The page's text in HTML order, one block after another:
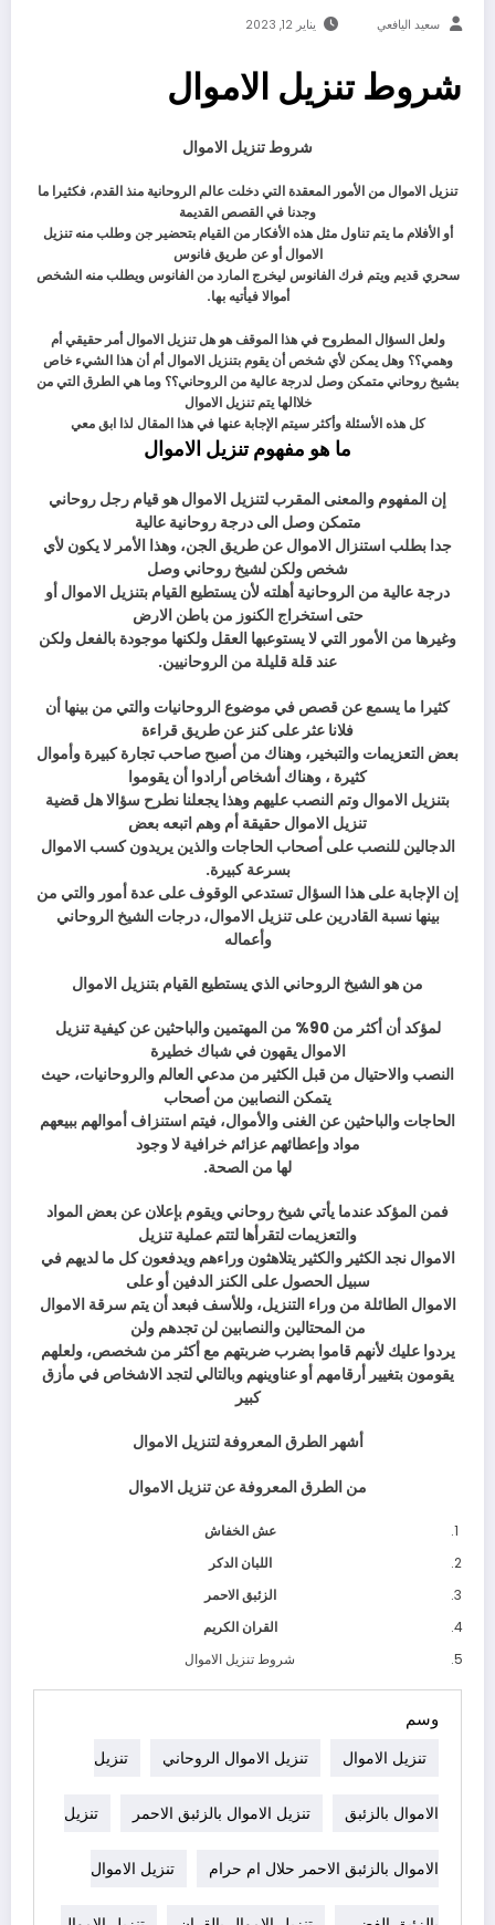
سعيد اليافعي يناير 12, 2023
شروط تنزيل الاموال
شروط تنزيل الاموال
تنزيل الاموال من الأمور المعقدة التي دخلت عالم الروحانية منذ القدم، فكثيرا ما
وجدنا في القصص القديمة
أو الأفلام ما يتم تناول مثل هذه الأفكار من القيام بتحضير جن وطلب منه تنزيل
الاموال أو عن طريق فانوس
سحري قديم ويتم فرك الفانوس ليخرج المارد من الفانوس ويطلب منه الشخص
أموالا فيأتيه بها.
ولعل السؤال المطروح في هذا الموقف هو هل تنزيل الاموال أمر حقيقي أم
وهمي؟؟ وهل يمكن لأي شخص أن يقوم بتنزيل الاموال أم أن هذا الشيء خاص
بشيخ روحاني متمكن وصل لدرجة عالية من الروحاني؟؟ وما هي الطرق التي من
خلاالها يتم تنزيل الاموال
كل هذه الأسئلة وأكثر سيتم الإجابة عنها في هذا المقال لذا ابق معي
ما هو مفهوم تنزيل الاموال
إن المفهوم والمعنى المقرب لتنزيل الاموال هو قيام رجل روحاني
متمكن وصل الى درجة روحانية عالية
جدا بطلب استنزال الاموال عن طريق الجن، وهذا الأمر لا يكون لأي
شخص ولكن لشيخ روحاني وصل
درجة عالية من الروحانية أهلته لأن يستطيع القيام بتنزيل الاموال أو
حتى استخراج الكنوز من باطن الارض
وغيرها من الأمور التي لا يستوعبها العقل ولكنها موجودة بالفعل ولكن
عند قلة قليلة من الروحانيين.
كثيرا ما يسمع عن قصص في موضوع الروحانيات والتي من بينها أن
فلانا عثر على كنز عن طريق قراءة
بعض التعزيمات والتبخير، وهناك من أصبح صاحب تجارة كبيرة وأموال
كثيرة ، وهناك أشخاص أرادوا أن يقوموا
بتنزيل الاموال وتم النصب عليهم وهذا يجعلنا نطرح سؤالا هل قضية
تنزيل الاموال حقيقة أم وهم اتبعه بعض
الدجالين للنصب على أصحاب الحاجات والذين يريدون كسب الاموال
بسرعة كبيرة.
إن الإجابة على هذا السؤال تستدعي الوقوف على عدة أمور والتي من
بينها نسبة القادرين على تنزيل الاموال، درجات الشيخ الروحاني
وأعماله
من هو الشيخ الروحاني الذي يستطيع القيام بتنزيل الاموال
لمؤكد أن أكثر من 90% من المهتمين والباحثين عن كيفية تنزيل
الاموال يقهون في شباك خطيرة
النصب والاحتيال من قبل الكثير من مدعي العالم والروحانيات، حيث
يتمكن النصابين من أصحاب
الحاجات والباحثين عن الغنى والأموال، فيتم استنزاف أموالهم ببيعهم
مواد وإعطائهم عزائم خرافية لا وجود
لها من الصحة.
فمن المؤكد عندما يأتي شيخ روحاني ويقوم بإعلان عن بعض المواد
والتعزيمات لتقرأها لتتم عملية تنزيل
الاموال نجد الكثير والكثير يتلاهثون وراءهم ويدفعون كل ما لديهم في
سبيل الحصول على الكنز الدفين أو على
الاموال الطائلة من وراء التنزيل، وللأسف فبعد أن يتم سرقة الاموال
من المحتالين والنصابين لن تجدهم ولن
يردوا عليك لأنهم قاموا بضرب ضربتهم مع أكثر من شخصص، ولعلهم
يقومون بتغيير أرقامهم أو عناوينهم وبالتالي لتجد الاشخاص في مأزق
كبير
أشهر الطرق المعروفة لتنزيل الاموال
من الطرق المعروفة عن تنزيل الاموال
عش الخفاش
اللبان الدكر
الزئبق الاحمر
القران الكريم
شروط تنزيل الاموال
وسم
تنزيل الاموال تنزيل الاموال الروحاني تنزيل
الاموال بالزئبق تنزيل الاموال بالزئبق الاحمر تنزيل
الاموال بالزئبق الاحمر حلال ام حرام تنزيل الاموال